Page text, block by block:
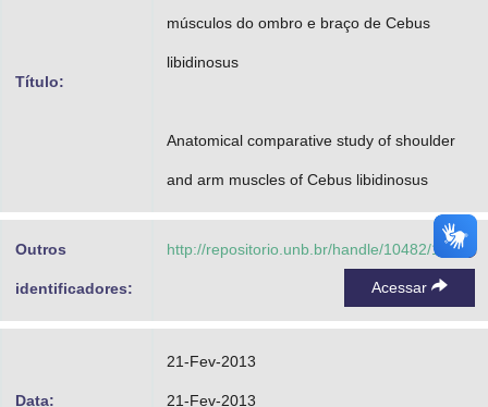
Título:
músculos do ombro e braço de Cebus
libidinosus
Anatomical comparative study of shoulder
and arm muscles of Cebus libidinosus
Outros
identificadores:
http://repositorio.unb.br/handle/10482/12168
Acessar
Data:
21-Fev-2013
21-Fev-2013